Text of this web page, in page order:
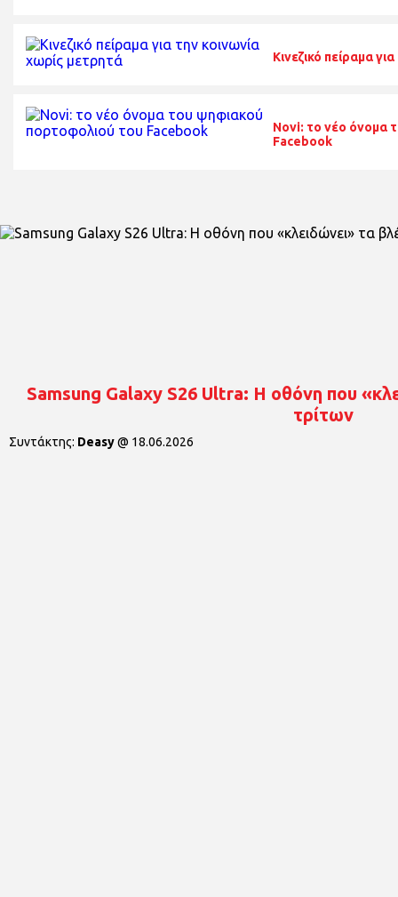
Κινεζικό πείραμα
Novi: το νέο όνομα
Facebook
Samsung Galaxy S26 Ultra: Η οθόνη που
τρίτων
Συντάκτης: Deasy@ 18.06.2026